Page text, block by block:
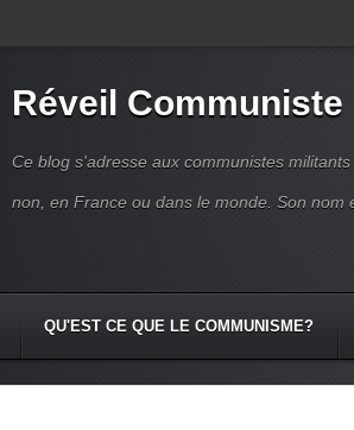
Réveil Communiste
Ce blog s'adresse aux communistes
non, en France ou dans le monde. Son nom
QU'EST CE QUE LE COMMUNISME?